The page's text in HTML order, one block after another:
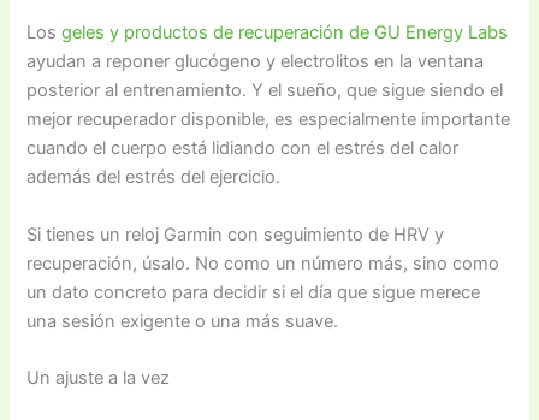
Losgeles y productos de recuperación de GU Energy Labs
ayudan a reponer glucógeno y electrolitos en la ventana
posterior al entrenamiento. Y el sueño, que sigue siendo el
mejor recuperador disponible, es especialmente importante
cuando el cuerpo está lidiando con el estrés del calor
además del estrés del ejercicio.
Si tienes un reloj Garmin con seguimiento de HRV y
recuperación, úsalo. No como un número más, sino como
un dato concreto para decidir si el día que sigue merece
una sesión exigente o una más suave.
Un ajuste a la vez